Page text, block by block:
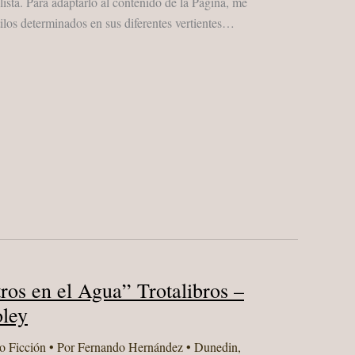
determinados en sus diferentes vertientes…
en el Agua” Trotalibros –
Ficción• PorFernando Hernández• Dunedin,